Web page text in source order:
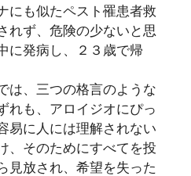
にも似たペスト罹患者救
れず、危険の少ないと思
に発病し、２３歳で帰
は、三つの格言のような
れも、アロイジオにぴっ
易に人には理解されない
、そのためにすべてを投
見放され、希望を失った